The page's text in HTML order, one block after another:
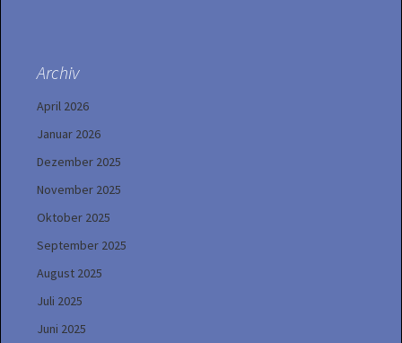
Archiv
April 2026
Januar 2026
Dezember 2025
November 2025
Oktober 2025
September 2025
August 2025
Juli 2025
Juni 2025